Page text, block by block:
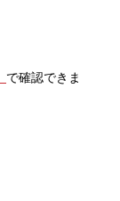
で確認できま